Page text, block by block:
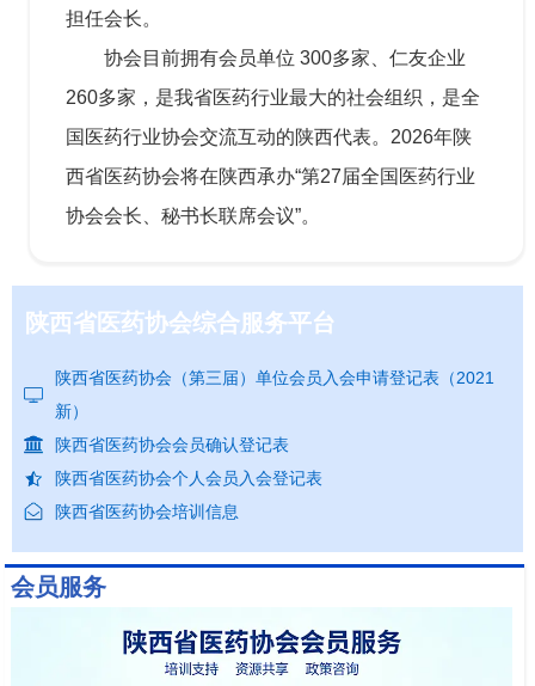
担任会长。
协会目前拥有会员单位 300多家、仁友企业
260多家，是我省医药行业最大的社会组织，是全
国医药行业协会交流互动的陕西代表。2026年陕
西省医药协会将在陕西承办“第27届全国医药行业
协会会长、秘书长联席会议”。
陕西省医药协会综合服务平台
陕西省医药协会（第三届）单位会员入会申请登记表（2021
新）
陕西省医药协会会员确认登记表
陕西省医药协会个人会员入会登记表
陕西省医药协会培训信息
会员服务